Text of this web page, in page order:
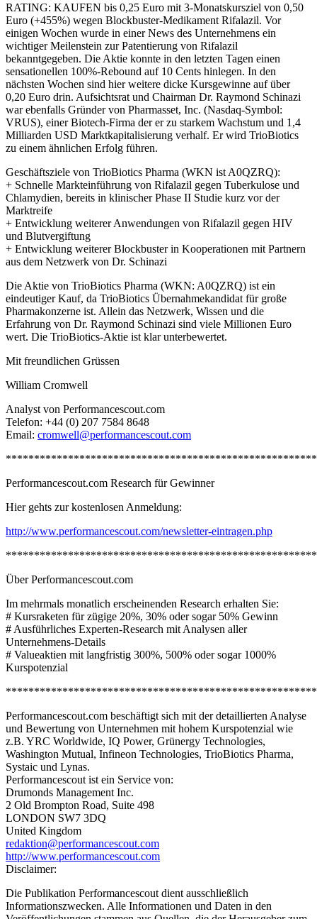
RATING: KAUFEN bis 0,25 Euro mit 3-Monatskursziel von 0,50
Euro (+455%) wegen Blockbuster-Medikament Rifalazil. Vor
einigen Wochen wurde in einer News des Unternehmens ein
wichtiger Meilenstein zur Patentierung von Rifalazil
bekanntgegeben. Die Aktie konnte in den letzten Tagen einen
sensationellen 100%-Rebound auf 10 Cents hinlegen. In den
nächsten Wochen sind hier weitere dicke Kursgewinne auf über
0,20 Euro drin. Aufsichtsrat und Chairman Dr. Raymond Schinazi
war ebenfalls Gründer von Pharmasset, Inc. (Nasdaq-Symbol:
VRUS), einer Biotech-Firma der er zu starkem Wachstum und 1,4
Milliarden USD Marktkapitalisierung verhalf. Er wird TrioBiotics
zu einem ähnlichen Erfolg führen.
Geschäftsziele von TrioBiotics Pharma (WKN ist A0QZRQ):
+ Schnelle Markteinführung von Rifalazil gegen Tuberkulose und
Chlamydien, bereits in klinischer Phase II Studie kurz vor der
Marktreife
+ Entwicklung weiterer Anwendungen von Rifalazil gegen HIV
und Blutvergiftung
+ Entwicklung weiterer Blockbuster in Kooperationen mit Partnern
aus dem Netzwerk von Dr. Schinazi
Die Aktie von TrioBiotics Pharma (WKN: A0QZRQ) ist ein
eindeutiger Kauf, da TrioBiotics Übernahmekandidat für große
Pharmakonzerne ist. Allein das Netzwerk, Wissen und die
Erfahrung von Dr. Raymond Schinazi sind viele Millionen Euro
wert. Die TrioBiotics-Aktie ist klar unterbewertet.
Mit freundlichen Grüssen
William Cromwell
Analyst von Performancescout.com
Telefon: +44 (0) 207 7584 8648
Email: cromwell@performancescout.com
Performancescout.com Research für Gewinner
Hier gehts zur kostenlosen Anmeldung:
http://www.performancescout.com/newsletter-eintragen.php
Über Performancescout.com
Im mehrmals monatlich erscheinenden Research erhalten Sie:
# Kursraketen für zügige 20%, 30% oder sogar 50% Gewinn
# Ausführliches Experten-Research mit Analysen aller
Unternehmens-Details
# Valueaktien mit langfristig 300%, 500% oder sogar 1000%
Kurspotenzial
Performancescout.com beschäftigt sich mit der detaillierten Analyse
und Bewertung von Unternehmen mit hohem Kurspotenzial wie
z.B. YRC Worldwide, IQ Power, Grünergy Technologies,
Washington Mutual, Infineon Technologies, TrioBiotics Pharma,
Systaic und Lynas.
Performancescout ist ein Service von:
Drumonds Management Inc.
2 Old Brompton Road, Suite 498
LONDON SW7 3DQ
United Kingdom
redaktion@performancescout.com
http://www.performancescout.com
Disclaimer:
Die Publikation Performancescout dient ausschließlich
Informationszwecken. Alle Informationen und Daten in den